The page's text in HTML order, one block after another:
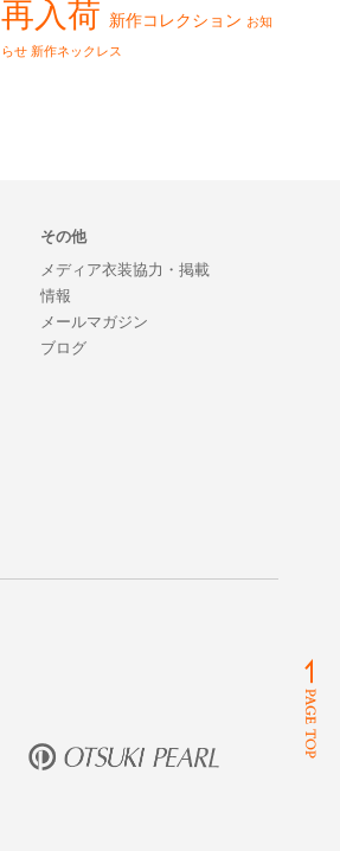
再入荷新作コレクション お知
らせ新作ネックレス
その他
メディア衣装協力・掲載
情報
メールマガジン
ブログ